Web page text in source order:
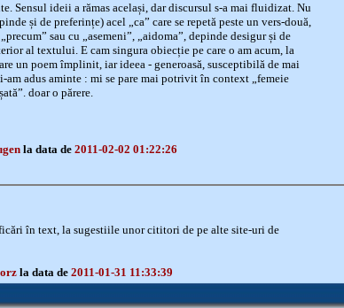
Sensul ideii a rămas același, dar discursul s-a mai fluidizat. Nu
și de preferințe) acel „ca” care se repetă peste un vers-două,
sau cu „asemeni”, „aidoma”, depinde desigur și de
al textului. E cam singura obiecție pe care o am acum, la
un poem împlinit, iar ideea - generoasă, susceptibilă de mai
am adus aminte : mi se pare mai potrivit în context „femeie
doar o părere.
la data de 2011-02-02 01:22:26
în text, la sugestiile unor cititori de pe alte site-uri de
la data de 2011-01-31 11:33:39